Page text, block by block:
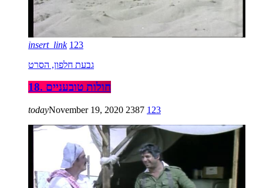
insert_link 123
גבעת חלפון, הסרט
18. חולות טובעניים
todayNovember 19, 2020 2387 123